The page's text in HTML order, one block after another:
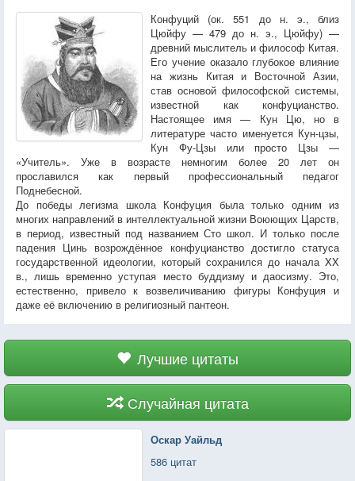
Конфуций (ок. 551 до н. э., близ
Цюйфу — 479 до н. э., Цюйфу) —
древний мыслитель и философ Китая.
Его учение оказало глубокое влияние
на жизнь Китая и Восточной Азии,
став основой философской системы,
известной как конфуцианство.
Настоящее имя — Кун Цю, но в
литературе часто именуется Кун-цзы,
Кун Фу-Цзы или просто Цзы —
«Учитель». Уже в возрасте немногим более 20 лет он
прославился как первый профессиональный педагог
Поднебесной.
До победы легизма школа Конфуция была только одним из
многих направлений в интеллектуальной жизни Воюющих Царств,
в период, известный под названием Сто школ. И только после
падения Цинь возрождённое конфуцианство достигло статуса
государственной идеологии, который сохранился до начала XX
в., лишь временно уступая место буддизму и даосизму. Это,
естественно, привело к возвеличиванию фигуры Конфуция и
даже её включению в религиозный пантеон.
Лучшие цитаты
Случайная цитата
Оскар Уайльд
586 цитат